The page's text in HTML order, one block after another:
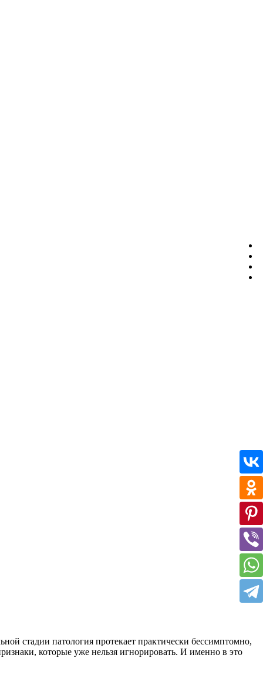
стадии патология протекает практически бессимптомно,
которые уже нельзя игнорировать. И именно в это